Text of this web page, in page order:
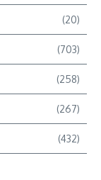
(20)
(703)
(258)
(267)
(432)